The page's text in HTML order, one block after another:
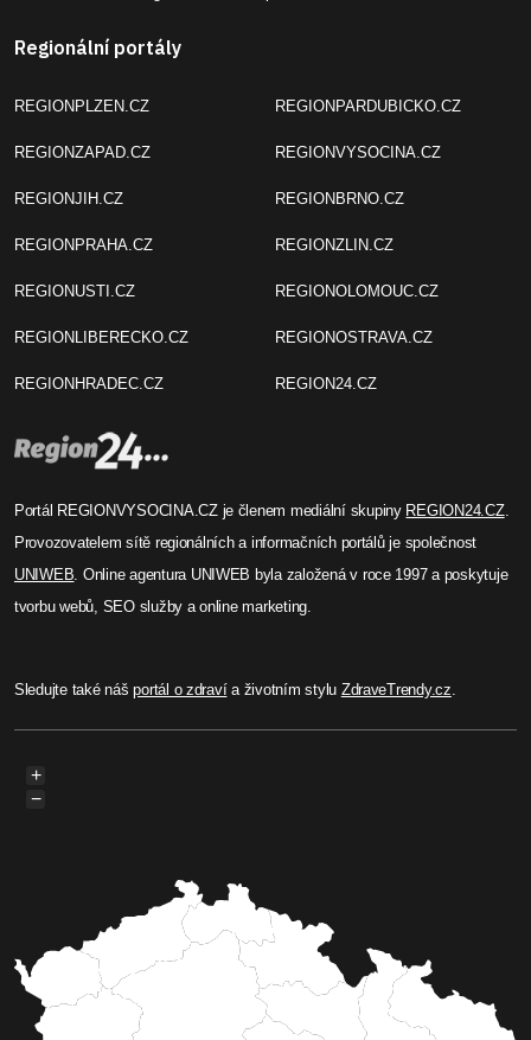
Milan Pilař
osmatřicetiletém muži
Po osmatřicetiletém muž ze Žďárska, kterého
svědci naposledy viděli v neděli 21. února ve
večerních hodinách v místě jeho bydliště, vyhlásili